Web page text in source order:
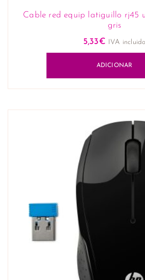
Cable red equip latiguillo rj45
gris
5,33€ IVA incluido
ADICIONAR